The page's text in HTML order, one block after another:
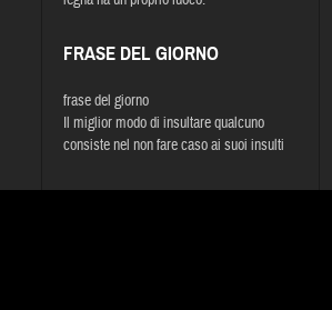
FRASE DEL GIORNO
frase del giorno
Il miglior modo di insultare qualcuno
consiste nel non fare caso ai suoi insulti